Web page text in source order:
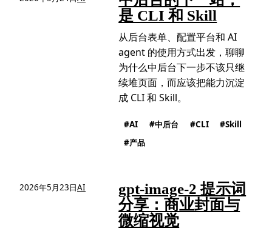
是 CLI 和 Skill
从后台表单、配置平台和 AI
agent 的使用方式出发，聊聊
为什么中后台下一步不该只继
续堆页面，而应该把能力沉淀
成 CLI 和 Skill。
AI 中后台 CLI
Skill
产品
2026年5月23日AI
gpt-image-2 提示词
分享：商业封面与
微缩视觉